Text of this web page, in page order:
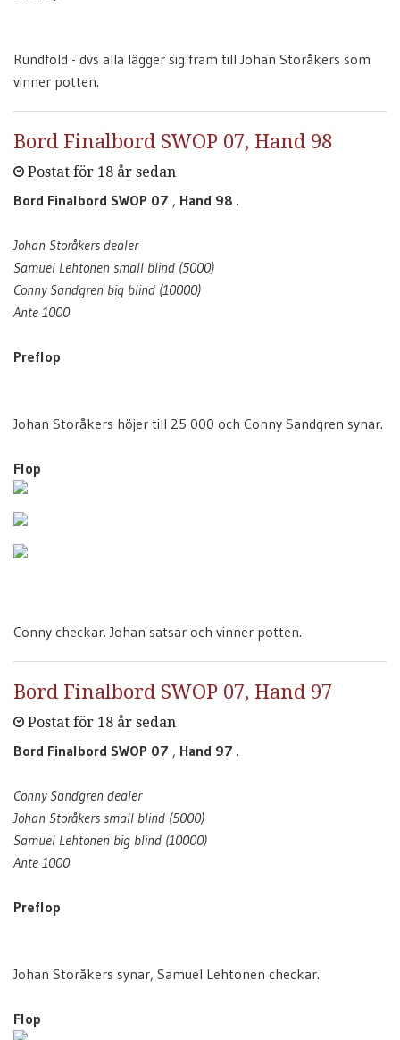
Rundfold - dvs alla lägger sig fram till Johan Storåkers som
vinner potten.
Bord Finalbord SWOP 07, Hand 98
Postat för 18 år sedan
Bord Finalbord SWOP 07 , Hand 98 .
Johan Storåkers dealer
Samuel Lehtonen small blind (5000)
Conny Sandgren big blind (10000)
Ante 1000
Preflop
Johan Storåkers höjer till 25 000 och Conny Sandgren synar.
Flop
Conny checkar. Johan satsar och vinner potten.
Bord Finalbord SWOP 07, Hand 97
Postat för 18 år sedan
Bord Finalbord SWOP 07 , Hand 97 .
Conny Sandgren dealer
Johan Storåkers small blind (5000)
Samuel Lehtonen big blind (10000)
Ante 1000
Preflop
Johan Storåkers synar, Samuel Lehtonen checkar.
Flop